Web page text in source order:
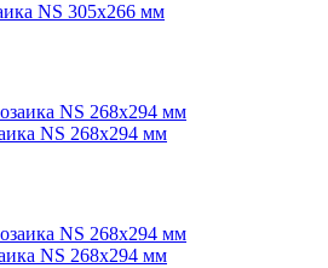
NS 305x266 мм
NS 268x294 мм
NS 268x294 мм